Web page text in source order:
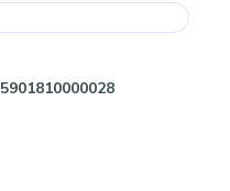
5901810000028